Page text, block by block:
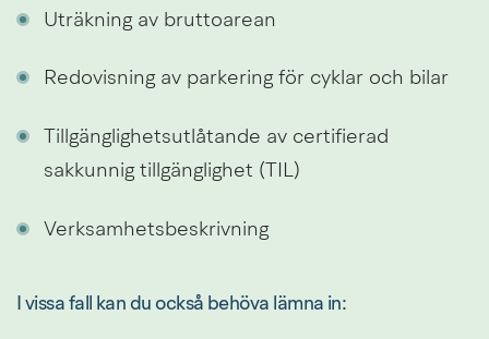
Uträkning av bruttoarean
Redovisning av parkering för cyklar och bilar
Tillgänglighetsutlåtande av certifierad
sakkunnig tillgänglighet (TIL)
Verksamhetsbeskrivning
I vissa fall kan du också behöva lämna in: